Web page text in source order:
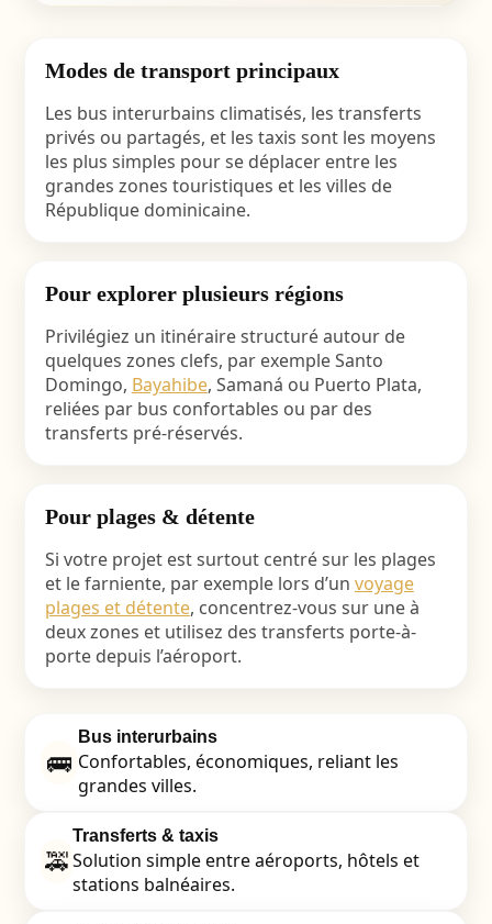
Modes de transport principaux
Les bus interurbains climatisés, les transferts
privés ou partagés, et les taxis sont les moyens
les plus simples pour se déplacer entre les
grandes zones touristiques et les villes de
République dominicaine.
Pour explorer plusieurs régions
Privilégiez un itinéraire structuré autour de
quelques zones clefs, par exemple Santo
Domingo, Bayahibe, Samaná ou Puerto Plata,
reliées par bus confortables ou par des
transferts pré-réservés.
Pour plages & détente
Si votre projet est surtout centré sur les plages
et le farniente, par exemple lors d’un voyage
plages et détente, concentrez-vous sur une à
deux zones et utilisez des transferts porte-à-
porte depuis l’aéroport.
🚌
Bus interurbains
Confortables, économiques, reliant les
grandes villes.
🚕
Transferts & taxis
Solution simple entre aéroports, hôtels et
stations balnéaires.